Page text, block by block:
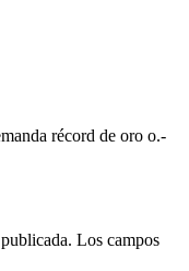
récord de oro o.-
Los campos